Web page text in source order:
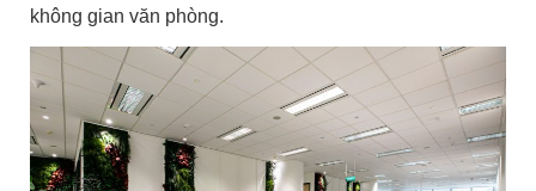
không gian văn phòng.